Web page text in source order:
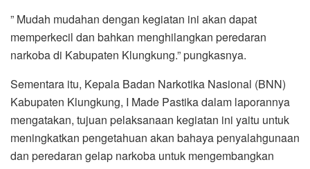
” Mudah mudahan dengan kegiatan ini akan dapat
memperkecil dan bahkan menghilangkan peredaran
narkoba di Kabupaten Klungkung.” pungkasnya.
Sementara itu, Kepala Badan Narkotika Nasional (BNN)
Kabupaten Klungkung, I Made Pastika dalam laporannya
mengatakan, tujuan pelaksanaan kegiatan ini yaitu untuk
meningkatkan pengetahuan akan bahaya penyalahgunaan
dan peredaran gelap narkoba untuk mengembangkan